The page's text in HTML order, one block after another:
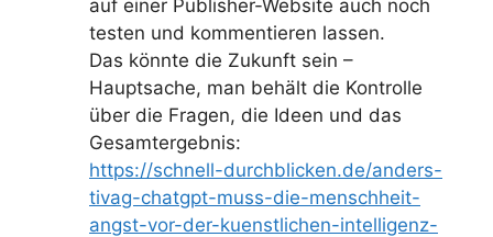
auf einer Publisher-Website auch noch
testen und kommentieren lassen.
Das könnte die Zukunft sein –
Hauptsache, man behält die Kontrolle
über die Fragen, die Ideen und das
Gesamtergebnis:
https://schnell-durchblicken.de/anders-
tivag-chatgpt-muss-die-menschheit-
angst-vor-der-kuenstlichen-intelligenz-